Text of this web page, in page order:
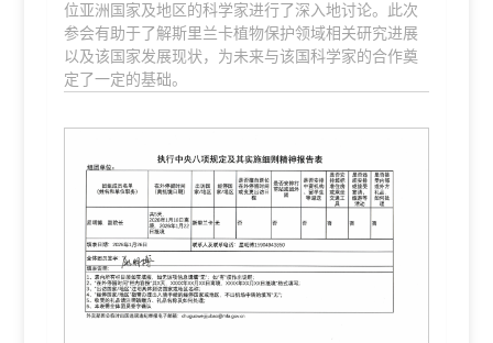
位亚洲国家及地区的科学家进行了深入地讨论。此次
参会有助于了解斯里兰卡植物保护领域相关研究进展
以及该国家发展现状，为未来与该国科学家的合作奠
定了一定的基础。